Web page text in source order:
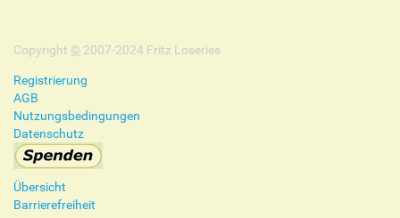
Copyright © 2007-2024 Fritz Loseries
Registrierung
AGB
Nutzungsbedingungen
Datenschutz
Übersicht
Barrierefreiheit